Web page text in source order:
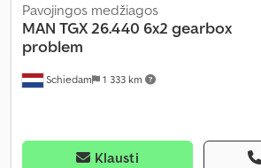
Schiedam 1 333 km
Pavojingos medžiagos
MAN TGX 26.440 6x2 gearbox
problem
Klausti